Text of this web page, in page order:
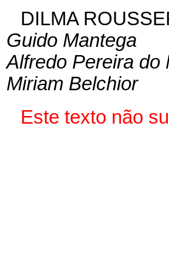
DILMA
Guido Mantega
Alfredo Pereira do
Miriam Belchior
Este texto não